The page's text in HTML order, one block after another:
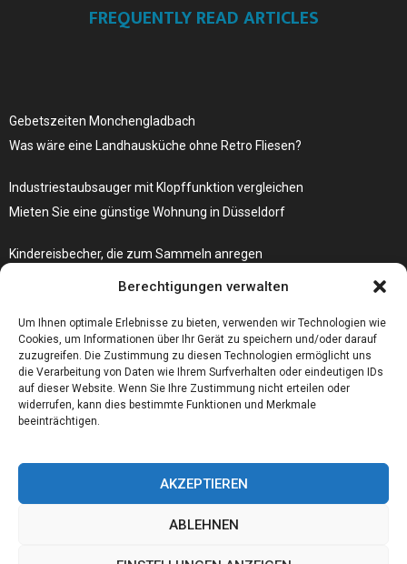
Berechtigungen verwalten
Um Ihnen optimale Erlebnisse zu bieten, verwenden wir Technologien wie
Cookies, um Informationen über Ihr Gerät zu speichern und/oder darauf
zuzugreifen. Die Zustimmung zu diesen Technologien ermöglicht uns
die Verarbeitung von Daten wie Ihrem Surfverhalten oder eindeutigen IDs
auf dieser Website. Wenn Sie Ihre Zustimmung nicht erteilen oder
widerrufen, kann dies bestimmte Funktionen und Merkmale
beeinträchtigen.
AKZEPTIEREN
ABLEHNEN
FREQUENTLY READ ARTICLES
Gebetszeiten Monchengladbach
Was wäre eine Landhausküche ohne Retro Fliesen?
Industriestaubsauger mit Klopffunktion vergleichen
Mieten Sie eine günstige Wohnung in Düsseldorf
Kindereisbecher, die zum Sammeln anregen
Was passiert, wenn Ihre Autoschlüssel-Fernbedienung nicht mehr